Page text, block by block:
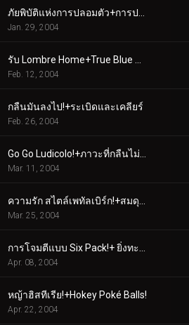
Jan. 29, 2004
Feb. 12, 2004
กลืนมันลงไป!+ระเบิดและเคลียร์
Feb. 26, 2004
Mar. 11, 2004
Mar. 25, 2004
Apr. 08, 2004
หญ้าฮิสทีเรีย!+Hokey Poké Balls!
Apr. 22, 2004